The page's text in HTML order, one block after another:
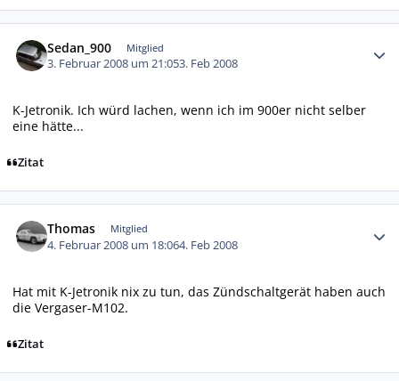
Sedan_900 Mitglied
3. Februar 2008 um 21:053. Feb 2008
K-Jetronik. Ich würd lachen, wenn ich im 900er nicht selber
eine hätte...
Zitat
Thomas Mitglied
4. Februar 2008 um 18:064. Feb 2008
Hat mit K-Jetronik nix zu tun, das Zündschaltgerät haben auch
die Vergaser-M102.
Zitat